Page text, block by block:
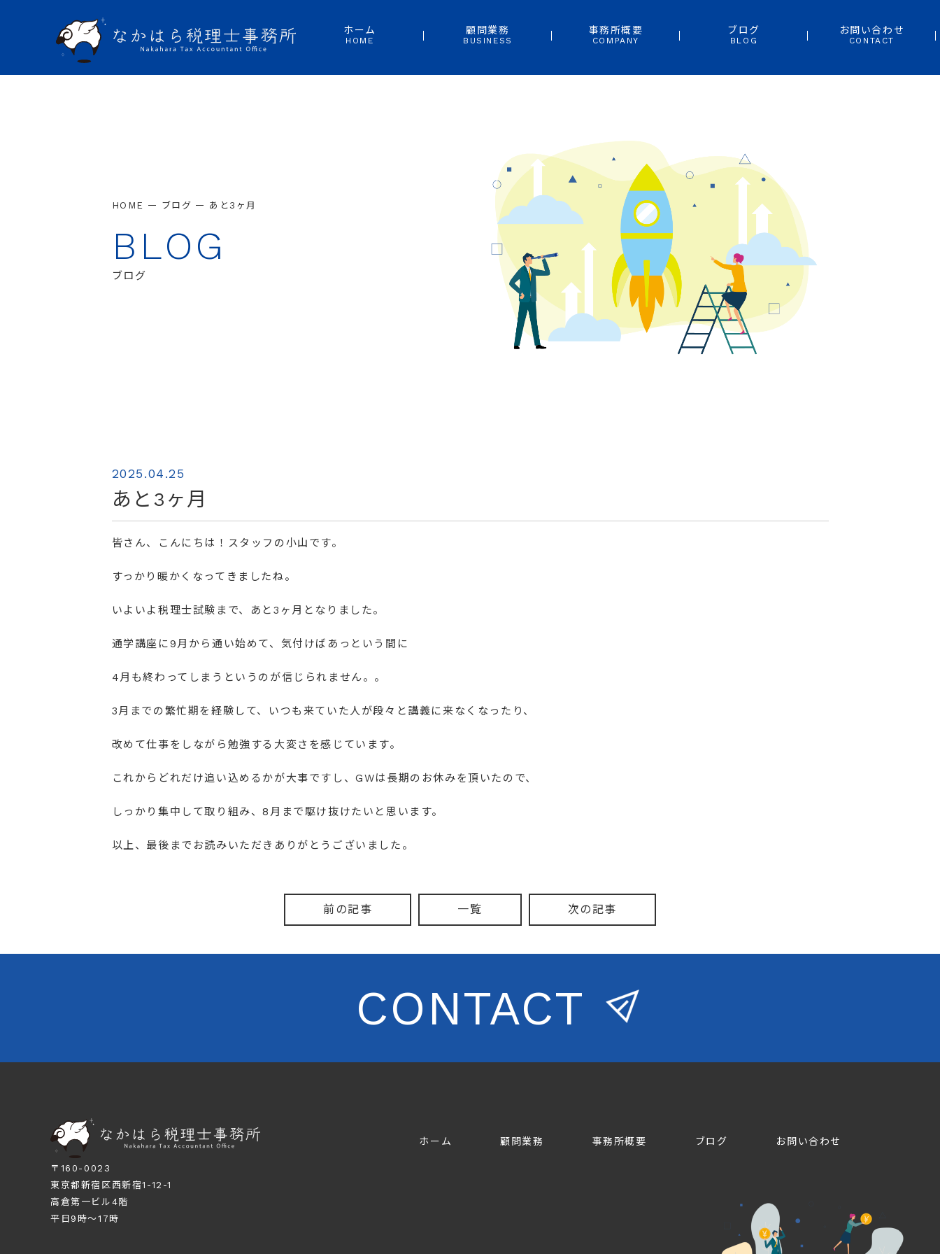
ホーム
HOME
顧問業務
BUSINESS
事務所概要
COMPANY
ブログ
BLOG
お問い合わせ
CONTACT
HOME — ブログ — あと3ヶ月
BLOG
ブログ
2025.04.25
あと3ヶ月
皆さん、こんにちは！スタッフの小山です。
すっかり暖かくなってきましたね。
いよいよ税理士試験まで、あと3ヶ月となりました。
通学講座に9月から通い始めて、気付けばあっという間に
4月も終わってしまうというのが信じられません。。
3月までの繁忙期を経験して、いつも来ていた人が段々と講義に来なくなったり、
改めて仕事をしながら勉強する大変さを感じています。
これからどれだけ追い込めるかが大事ですし、GWは長期のお休みを頂いたので、
しっかり集中して取り組み、8月まで駆け抜けたいと思います。
以上、最後までお読みいただきありがとうございました。
前の記事 一覧 次の記事
CONTACT
〒160-0023
東京都新宿区西新宿1-12-1
高倉第一ビル4階
平日9時～17時
ホーム 顧問業務 事務所概要 ブログ お問い合わせ